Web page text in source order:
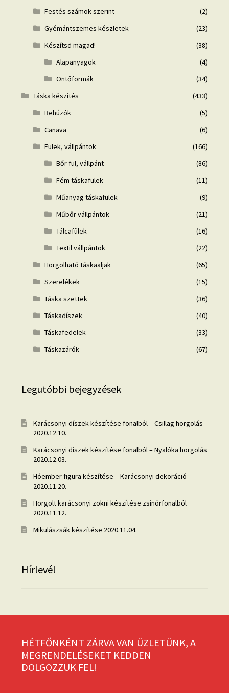
Festés számok szerint
(2)
Gyémántszemes készletek
(23)
Készítsd magad!
(38)
Alapanyagok
(4)
Öntőformák
(34)
Táska készítés
(433)
Behúzók
(5)
Canava
(6)
Fülek, vállpántok
(166)
Bőr fül, vállpánt
(86)
Fém táskafülek
(11)
Műanyag táskafülek
(9)
Műbőr vállpántok
(21)
Tálcafülek
(16)
Textil vállpántok
(22)
Horgolható táskaaljak
(65)
Szerelékek
(15)
Táska szettek
(36)
Táskadíszek
(40)
Táskafedelek
(33)
Táskazárók
(67)
Legutóbbi bejegyzések
Karácsonyi díszek készítése fonalból – Csillag horgolás
2020.12.10.
Karácsonyi díszek készítése fonalból – Nyalóka horgolás
2020.12.03.
Hóember figura készítése – Karácsonyi dekoráció
2020.11.20.
Horgolt karácsonyi zokni készítése zsinórfonalból
2020.11.12.
Mikulászsák készítése 2020.11.04.
Hírlevél
HÉTFŐNKÉNT ZÁRVA VAN ÜZLETÜNK, A
MEGRENDELÉSEKET KEDDEN
DOLGOZZUK FEL!